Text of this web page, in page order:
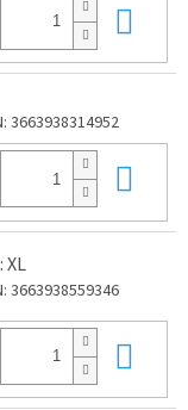
3663938314952
XL
3663938559346